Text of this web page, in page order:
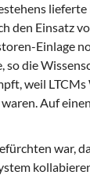
den Einsatz
Einlage
die
weil
Auf
war,